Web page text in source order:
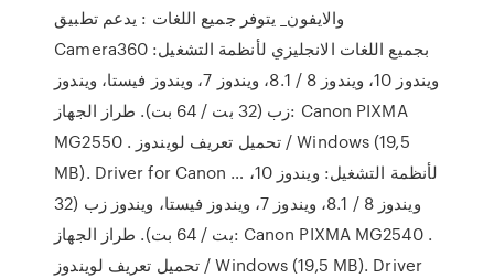
والايفون_ يتوفر جميع اللغات : يدعم تطبيق
Camera360 بجميع اللغات الانجليزي لأنظمة التشغيل:
ويندوز 10، ويندوز 8 / 8.1، ويندوز 7، ويندوز فيستا، ويندوز
زب (32 بت / 64 بت). طراز الجهاز: Canon PIXMA
MG2550 . تحميل تعريف لويندوز / Windows (19,5
MB). Driver for Canon … لأنظمة التشغيل: ويندوز 10،
ويندوز 8 / 8.1، ويندوز 7، ويندوز فيستا، ويندوز زب (32
بت / 64 بت). طراز الجهاز: Canon PIXMA MG2540 .
تحميل تعريف لويندوز / Windows (19,5 MB). Driver